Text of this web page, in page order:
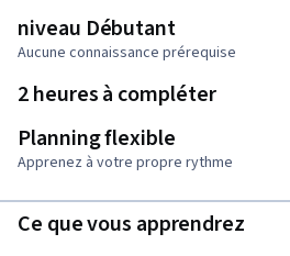
niveau Débutant
Aucune connaissance prérequise
2 heures à compléter
Planning flexible
Apprenez à votre propre rythme
Ce que vous apprendrez